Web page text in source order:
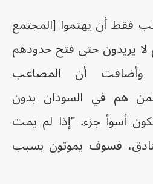
فقط أن يهتموا [المجتمع
لا يريدون حتى فتح حدودهم
وأضافت أن المصاعب
لمن هم في السودان بدون
أسوأ جزء. "إذا لم يمت
فسوف يموتون بسبب